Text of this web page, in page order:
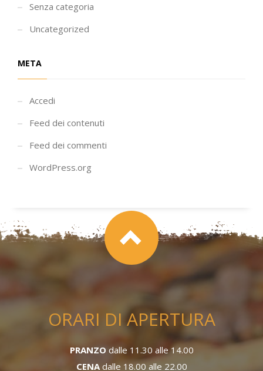
Senza categoria
Uncategorized
META
Accedi
Feed dei contenuti
Feed dei commenti
WordPress.org
ORARI DI APERTURA
PRANZO dalle 11.30 alle 14.00
CENAdalle 18.00 alle 22.00